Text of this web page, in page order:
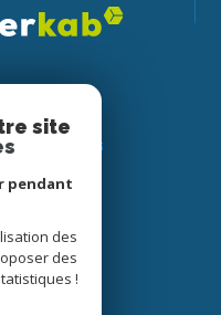
site
pendant
des
des
!